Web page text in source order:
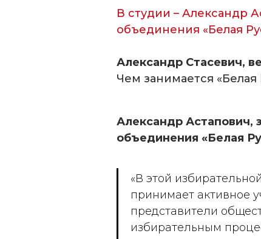
В студии – Александр
объединения «Белая
Александр Стасевич,
Чем занимается «Белая
Александр Астапович,
объединения «Белая
«В этой
принимает активное
представители
избирательным